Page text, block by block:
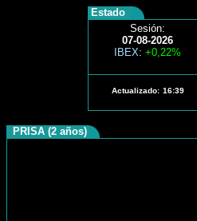
Estado
Sesión:
07-08-2026
IBEX: +0,22%
Actualizado: 16:39
PRISA (2 años)